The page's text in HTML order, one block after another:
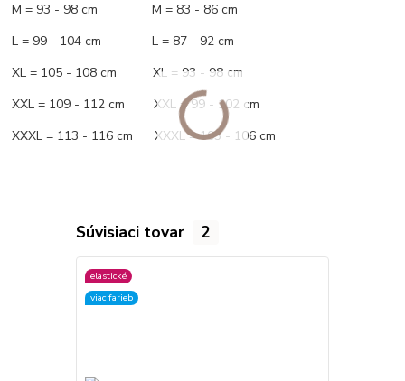
M = 93 - 98 cm M = 83 - 86 cm
L = 99 - 104 cm L = 87 - 92 cm
XL = 105 - 108 cm XL = 93 - 98 cm
XXL = 109 - 112 cm XXL = 99 - 102 cm
XXXL = 113 - 116 cm XXXL = 103 - 106 cm
Súvisiaci tovar 2
elastické
viac farieb